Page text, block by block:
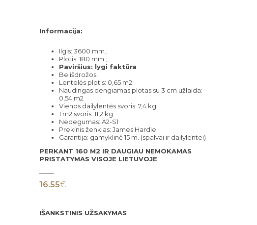
Informacija:
Ilgis: 3600 mm.;
Plotis: 180 mm.;
Paviršius: lygi faktūra
Be išdrožos.
Lentelės plotis: 0,65 m2;
Naudingas dengiamas plotas su 3 cm užlaida:
0,54 m2
Vienos dailylentės svoris: 7,4 kg;
1 m2 svoris: 11,2 kg.
Nedegumas: A2-S1
Prekinis ženklas: James Hardie
Garantija: gamyklinė 15 m. (spalvai ir dailylentei)
PERKANT 160 M2 IR DAUGIAU NEMOKAMAS
PRISTATYMAS VISOJE LIETUVOJE
16.55€
IŠANKSTINIS UŽSAKYMAS